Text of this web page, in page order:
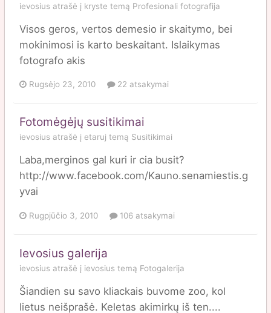
ievosius atrašė į kryste temą Profesionali fotografija
Visos geros, vertos demesio ir skaitymo, bei
mokinimosi is karto beskaitant. Islaikymas
fotografo akis
Rugsėjo 23, 2010 22 atsakymai
Fotomėgėjų susitikimai
ievosius atrašė į etaruj temą Susitikimai
Laba,merginos gal kuri ir cia busit?
http://www.facebook.com/Kauno.senamiestis.g
yvai
Rugpjūčio 3, 2010 106 atsakymai
Ievosius galerija
ievosius atrašė į ievosius temą Fotogalerija
Šiandien su savo kliackais buvome zoo, kol
lietus neišprašė. Keletas akimirkų iš ten....